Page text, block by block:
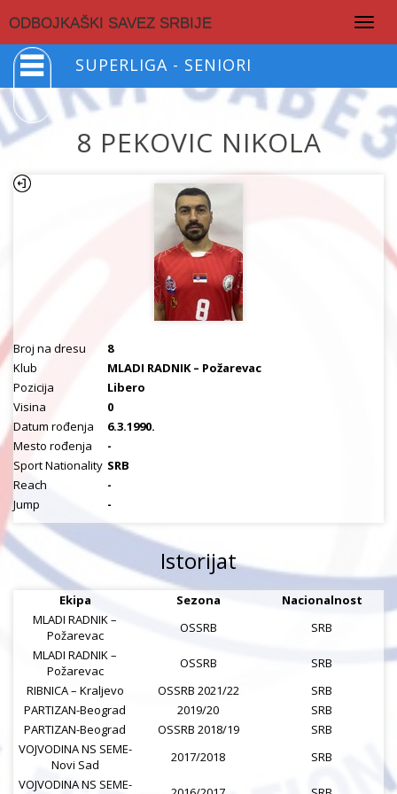
ODBOJKAŠKI SAVEZ SRBIJE
SUPERLIGA - SENIORI
8 PEKOVIC NIKOLA
Broj na dresu
8
Klub
MLADI RADNIK – Požarevac
Pozicija
Libero
Visina
0
Datum rođenja
6.3.1990.
Mesto rođenja
-
Sport Nationality SRB
Reach
-
Jump
-
Istorijat
Ekipa Sezona
Nacionalnost
MLADI RADNIK –
Požarevac
OSSRB
SRB
MLADI RADNIK –
Požarevac
OSSRB
SRB
RIBNICA – Kraljevo
OSSRB 2021/22
SRB
PARTIZAN-Beograd
2019/20
SRB
PARTIZAN-Beograd
OSSRB 2018/19
SRB
VOJVODINA NS SEME-
Novi Sad
2017/2018
SRB
VOJVODINA NS SEME-